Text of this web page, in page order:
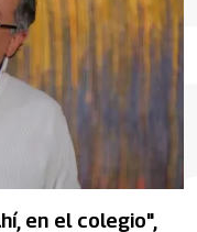
en el colegio",